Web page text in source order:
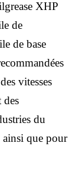
XHP
de
de base
vitesses
des
du
ainsi que pour